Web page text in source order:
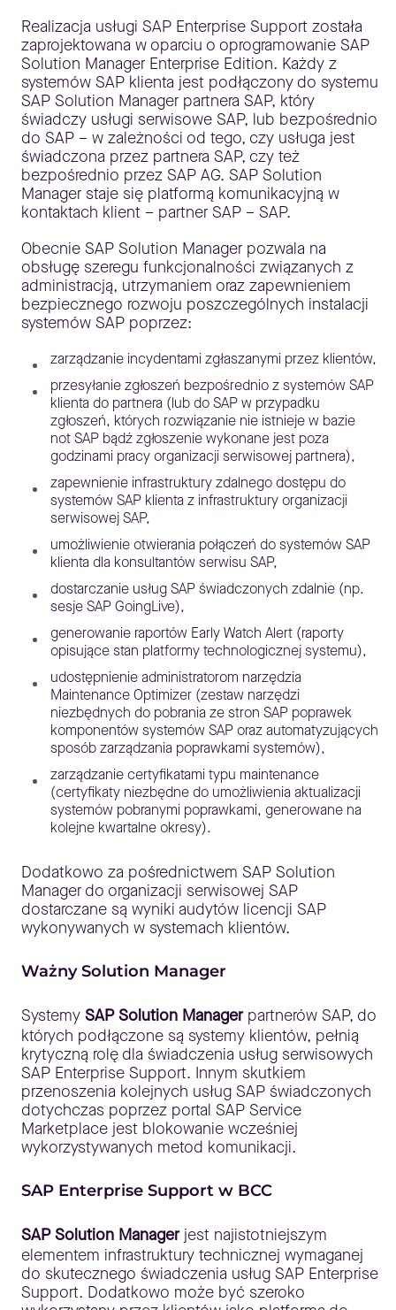
Realizacja usługi SAP Enterprise Support została
zaprojektowana w oparciu o oprogramowanie SAP
Solution Manager Enterprise Edition. Każdy z
systemów SAP klienta jest podłączony do systemu
SAP Solution Manager partnera SAP, który
świadczy usługi serwisowe SAP, lub bezpośrednio
do SAP – w zależności od tego, czy usługa jest
świadczona przez partnera SAP, czy też
bezpośrednio przez SAP AG. SAP Solution
Manager staje się platformą komunikacyjną w
kontaktach klient – partner SAP – SAP.
Obecnie SAP Solution Manager pozwala na
obsługę szeregu funkcjonalności związanych z
administracją, utrzymaniem oraz zapewnieniem
bezpiecznego rozwoju poszczególnych instalacji
systemów SAP poprzez:
zarządzanie incydentami zgłaszanymi przez klientów,
przesyłanie zgłoszeń bezpośrednio z systemów SAP
klienta do partnera (lub do SAP w przypadku
zgłoszeń, których rozwiązanie nie istnieje w bazie
not SAP bądź zgłoszenie wykonane jest poza
godzinami pracy organizacji serwisowej partnera),
zapewnienie infrastruktury zdalnego dostępu do
systemów SAP klienta z infrastruktury organizacji
serwisowej SAP,
umożliwienie otwierania połączeń do systemów SAP
klienta dla konsultantów serwisu SAP,
dostarczanie usług SAP świadczonych zdalnie (np.
sesje SAP GoingLive),
generowanie raportów Early Watch Alert (raporty
opisujące stan platformy technologicznej systemu),
udostępnienie administratorom narzędzia
Maintenance Optimizer (zestaw narzędzi
niezbędnych do pobrania ze stron SAP poprawek
komponentów systemów SAP oraz automatyzujących
sposób zarządzania poprawkami systemów),
zarządzanie certyfikatami typu maintenance
(certyfikaty niezbędne do umożliwienia aktualizacji
systemów pobranymi poprawkami, generowane na
kolejne kwartalne okresy).
Dodatkowo za pośrednictwem SAP Solution
Manager do organizacji serwisowej SAP
dostarczane są wyniki audytów licencji SAP
wykonywanych w systemach klientów.
Ważny Solution Manager
Systemy SAP Solution Managerpartnerów SAP, do
których podłączone są systemy klientów, pełnią
krytyczną rolę dla świadczenia usług serwisowych
SAP Enterprise Support. Innym skutkiem
przenoszenia kolejnych usług SAP świadczonych
dotychczas poprzez portal SAP Service
Marketplace jest blokowanie wcześniej
wykorzystywanych metod komunikacji.
SAP Enterprise Support w BCC
SAP Solution Managerjest najistotniejszym
elementem infrastruktury technicznej wymaganej
do skutecznego świadczenia usług SAP Enterprise
Support. Dodatkowo może być szeroko